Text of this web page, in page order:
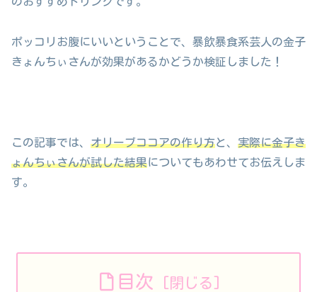
ポッコリお腹にいいということで、暴飲暴食系芸人の金子
きょんちぃさんが効果があるかどうか検証しました！
この記事では、 オリーブココアの作り方と、 実際に金子き
ょんちぃさんが試した結果についてもあわせてお伝えしま
す。
目次